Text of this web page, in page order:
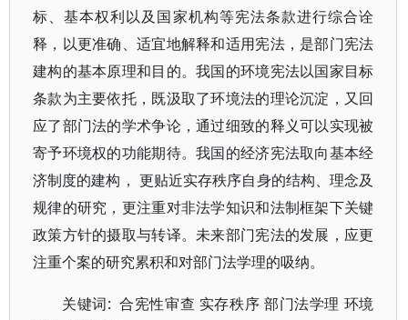
标、基本权利以及国家机构等宪法条款进行综合诠
释，以更准确、适宜地解释和适用宪法，是部门宪法
建构的基本原理和目的。我国的环境宪法以国家目标
条款为主要依托，既汲取了环境法的理论沉淀，又回
应了部门法的学术争论，通过细致的释义可以实现被
寄予环境权的功能期待。我国的经济宪法取向基本经
济制度的建构， 更贴近实存秩序自身的结构、理念及
规律的研究，更注重对非法学知识和法制框架下关键
政策方针的摄取与转译。未来部门宪法的发展，应更
注重个案的研究累积和对部门法学理的吸纳。
关键词: 合宪性审查 实存秩序 部门法学理 环境